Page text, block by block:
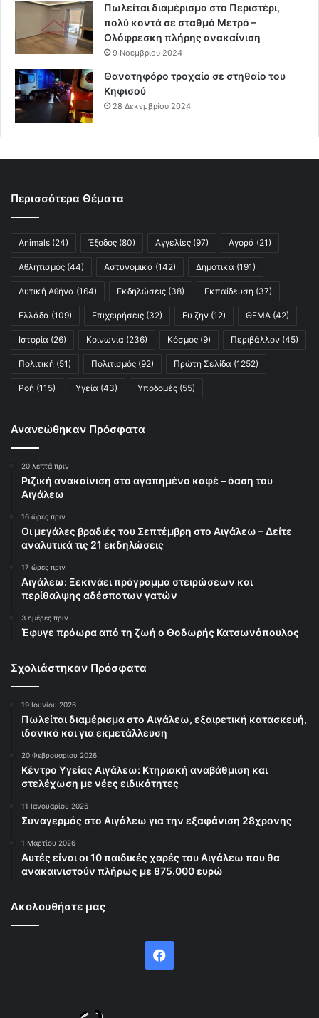
Πωλείται διαμέρισμα στο Περιστέρι,
πολύ κοντά σε σταθμό Μετρό –
Ολόφρεσκη πλήρης ανακαίνιση
9 Νοεμβρίου 2024
Θανατηφόρο τροχαίο σε στηθαίο του
Κηφισού
28 Δεκεμβρίου 2024
Περισσότερα Θέματα
Animals (24) Έξοδος (80) Αγγελίες (97) Αγορά (21)
Αθλητισμός (44) Αστυνομικά (142) Δημοτικά (191)
Δυτική Αθήνα (164) Εκδηλώσεις (38) Εκπαίδευση (37)
Ελλάδα (109) Επιχειρήσεις (32) Ευ ζην (12) ΘΕΜΑ (42)
Ιστορία (26) Κοινωνία (236) Κόσμος (9) Περιβάλλον (45)
Πολιτική (51) Πολιτισμός (92) Πρώτη Σελίδα (1252)
Ροή (115) Υγεία (43) Υποδομές (55)
Ανανεώθηκαν Πρόσφατα
20 λεπτά πριν
Ριζική ανακαίνιση στο αγαπημένο καφέ – όαση του
Αιγάλεω
16 ώρες πριν
Οι μεγάλες βραδιές του Σεπτέμβρη στο Αιγάλεω – Δείτε
αναλυτικά τις 21 εκδηλώσεις
17 ώρες πριν
Αιγάλεω: Ξεκινάει πρόγραμμα στειρώσεων και
περίθαλψης αδέσποτων γατών
3 ημέρες πριν
Έφυγε πρόωρα από τη ζωή ο Θοδωρής Κατσωνόπουλος
Σχολιάστηκαν Πρόσφατα
19 Ιουνίου 2026
Πωλείται διαμέρισμα στο Αιγάλεω, εξαιρετική κατασκευή,
ιδανικό και για εκμετάλλευση
20 Φεβρουαρίου 2026
Κέντρο Υγείας Αιγάλεω: Κτηριακή αναβάθμιση και
στελέχωση με νέες ειδικότητες
11 Ιανουαρίου 2026
Συναγερμός στο Αιγάλεω για την εξαφάνιση 28χρονης
1 Μαρτίου 2026
Αυτές είναι οι 10 παιδικές χαρές του Αιγάλεω που θα
ανακαινιστούν πλήρως με 875.000 ευρώ
Ακολουθήστε μας